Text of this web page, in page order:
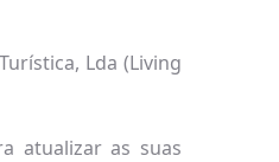
Lda (Living
atualizar as suas